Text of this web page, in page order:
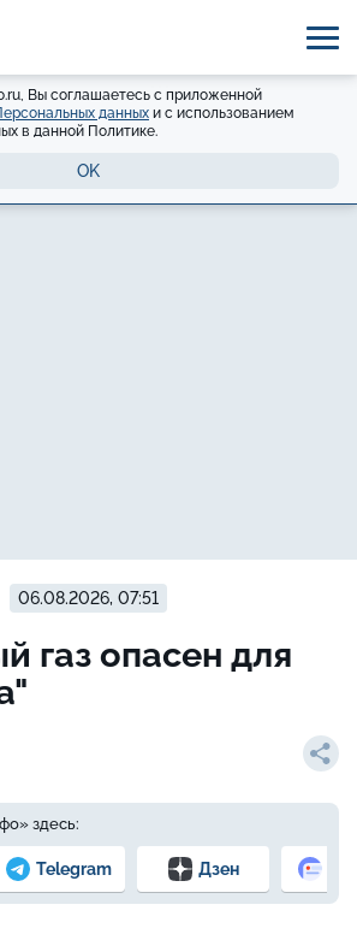
Вы соглашаетесь с приложенной
данных и с использованием
в данной Политике.
OK
06.08.2026, 07:51
газ опасен для
здесь:
Telegram Дзен